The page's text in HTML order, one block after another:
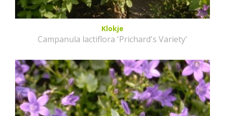
Klokje
Campanula lactiflora 'Prichard's Variety'